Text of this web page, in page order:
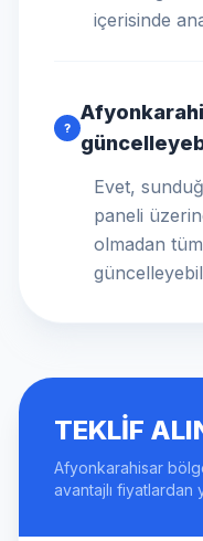
içerisinde
?
Evet,
paneli
olmadan
TEKLIF
Afyonkarahisar
avantajlı fiyatlardan